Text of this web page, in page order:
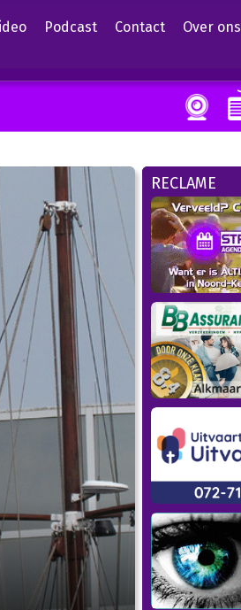
Podcast Contact Over ons
RECLAME